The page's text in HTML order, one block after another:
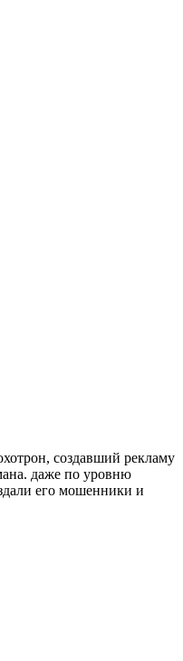
создавший рекламу
даже по уровню
его мошенники и